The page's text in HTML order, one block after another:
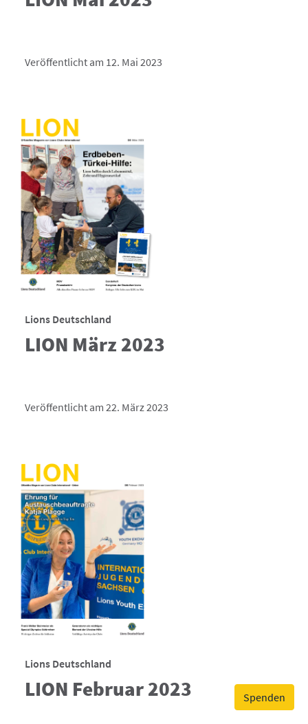
Spenden
Veröffentlicht am 12. Mai 2023
Lions Deutschland
LION März 2023
Veröffentlicht am 22. März 2023
Lions Deutschland
LION Februar 2023